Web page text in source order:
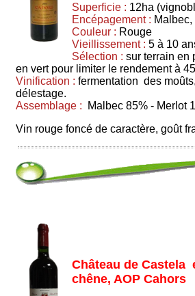
Superficie : 12ha
Encépagement :
Couleur : Rouge
Vieillissement : 5 à 10
Sélection : sur terrain en
en vert pour limiter le rendement à
Vinification : fermentation des
délestage.
Assemblage : Malbec 85% - Merlot
Vin rouge foncé de caractère, goût
Château de Castela
chêne, AOP Cahors